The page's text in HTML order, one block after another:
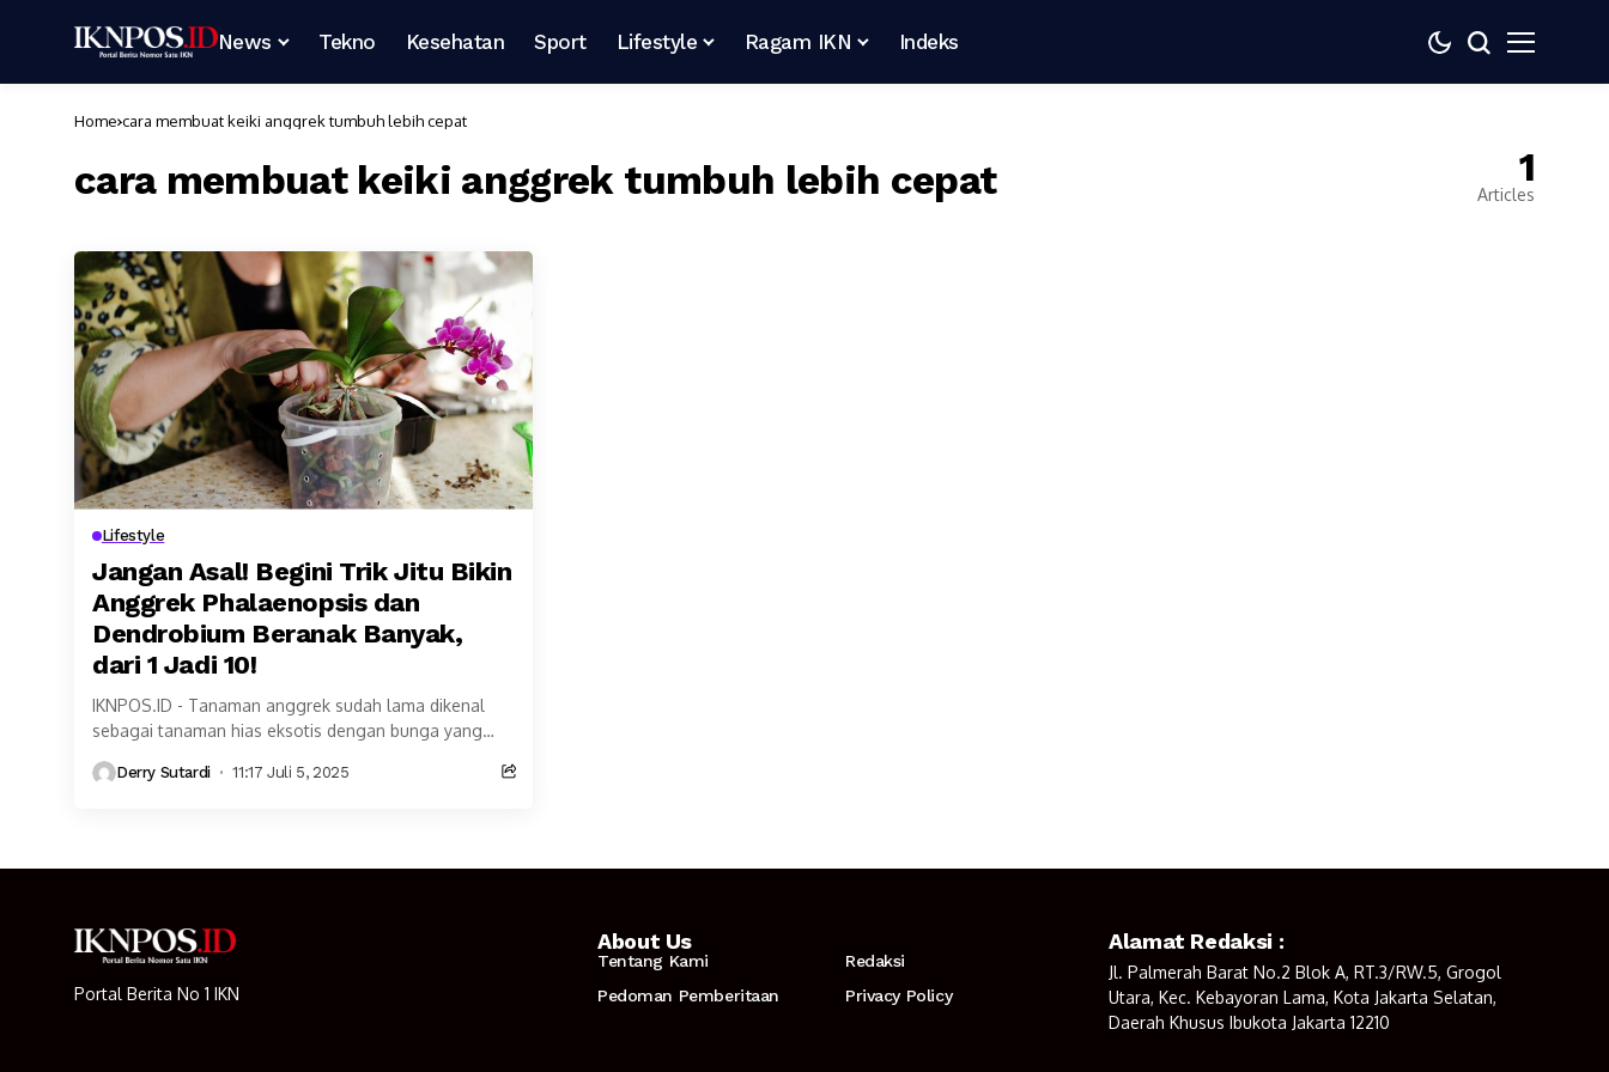
News Tekno Kesehatan Sport Lifestyle Ragam IKN Indeks
Home cara membuat keiki anggrek tumbuh lebih cepat
cara membuat keiki anggrek tumbuh lebih cepat 1
Articles
Lifestyle
Jangan Asal! Begini Trik Jitu Bikin
Anggrek Phalaenopsis dan
Dendrobium Beranak Banyak,
dari 1 Jadi 10!
IKNPOS.ID - Tanaman anggrek sudah lama dikenal
sebagai tanaman hias eksotis dengan bunga yang
jika...Derry Sutardi 11:17 Juli 5, 2025
Portal Berita No 1 IKN
About Us
Tentang Kami
Redaksi
Pedoman Pemberitaan
Privacy Policy
Alamat Redaksi :
Jl. Palmerah Barat No.2 Blok A, RT.3/RW.5, Grogol
Utara, Kec. Kebayoran Lama, Kota Jakarta Selatan,
Daerah Khusus Ibukota Jakarta 12210